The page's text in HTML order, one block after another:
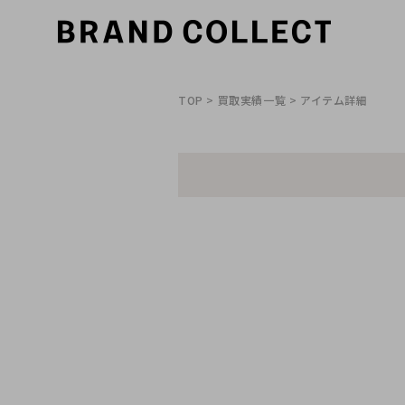
TOP > 買取実績一覧 > アイテム詳細